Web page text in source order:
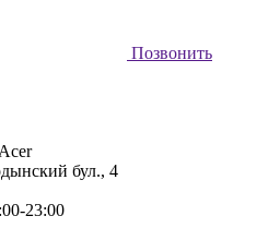
Позвонить
бул., 4
23:00